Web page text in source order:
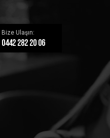
Bize Ulaşın:
0442 282 20 06